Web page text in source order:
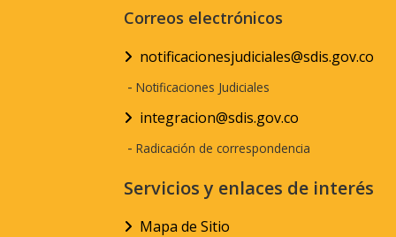
Correos electrónicos
notificacionesjudiciales@sdis.gov.co
- Notificaciones Judiciales
integracion@sdis.gov.co
- Radicación de correspondencia
Servicios y enlaces de interés
Mapa de Sitio